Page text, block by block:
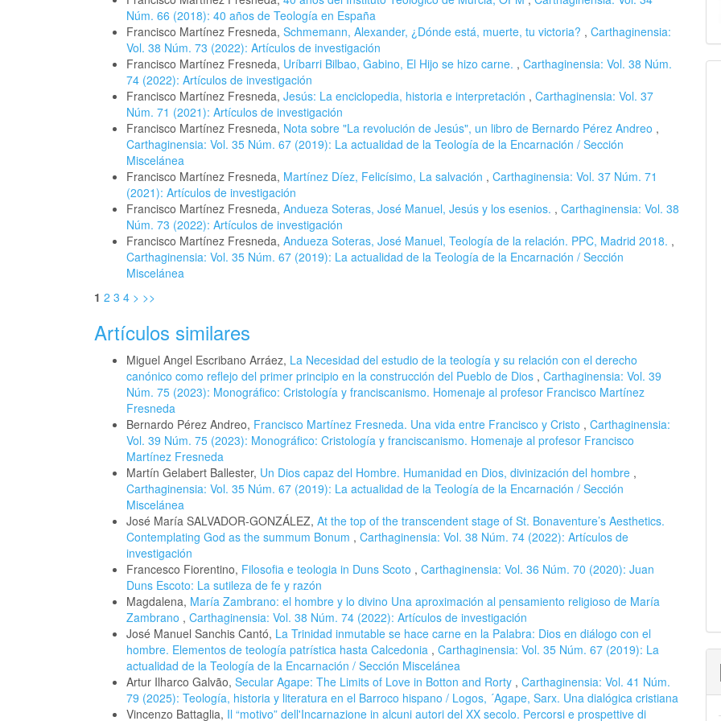
Núm. 66 (2018): 40 años de Teología en España
Francisco Martínez Fresneda, Schmemann, Alexander, ¿Dónde está, muerte, tu victoria? , Carthaginensia:
Vol. 38 Núm. 73 (2022): Artículos de investigación
Francisco Martínez Fresneda, Uríbarri Bilbao, Gabino, El Hijo se hizo carne. , Carthaginensia: Vol. 38 Núm.
74 (2022): Artículos de investigación
Francisco Martínez Fresneda, Jesús: La enciclopedia, historia e interpretación , Carthaginensia: Vol. 37
Núm. 71 (2021): Artículos de investigación
Francisco Martínez Fresneda, Nota sobre "La revolución de Jesús", un libro de Bernardo Pérez Andreo ,
Carthaginensia: Vol. 35 Núm. 67 (2019): La actualidad de la Teología de la Encarnación / Sección
Miscelánea
Francisco Martínez Fresneda, Martínez Díez, Felicísimo, La salvación , Carthaginensia: Vol. 37 Núm. 71
(2021): Artículos de investigación
Francisco Martínez Fresneda, Andueza Soteras, José Manuel, Jesús y los esenios. , Carthaginensia: Vol. 38
Núm. 73 (2022): Artículos de investigación
Francisco Martínez Fresneda, Andueza Soteras, José Manuel, Teología de la relación. PPC, Madrid 2018. ,
Carthaginensia: Vol. 35 Núm. 67 (2019): La actualidad de la Teología de la Encarnación / Sección
Miscelánea
1 2 3 4 > >>
Artículos similares
Miguel Angel Escribano Arráez, La Necesidad del estudio de la teología y su relación con el derecho
canónico como reflejo del primer principio en la construcción del Pueblo de Dios , Carthaginensia: Vol. 39
Núm. 75 (2023): Monográfico: Cristología y franciscanismo. Homenaje al profesor Francisco Martínez
Fresneda
Bernardo Pérez Andreo, Francisco Martínez Fresneda. Una vida entre Francisco y Cristo , Carthaginensia:
Vol. 39 Núm. 75 (2023): Monográfico: Cristología y franciscanismo. Homenaje al profesor Francisco
Martínez Fresneda
Martín Gelabert Ballester, Un Dios capaz del Hombre. Humanidad en Dios, divinización del hombre ,
Carthaginensia: Vol. 35 Núm. 67 (2019): La actualidad de la Teología de la Encarnación / Sección
Miscelánea
José María SALVADOR-GONZÁLEZ, At the top of the transcendent stage of St. Bonaventure’s Aesthetics.
Contemplating God as the summum Bonum , Carthaginensia: Vol. 38 Núm. 74 (2022): Artículos de
investigación
Francesco Fiorentino, Filosofia e teologia in Duns Scoto , Carthaginensia: Vol. 36 Núm. 70 (2020): Juan
Duns Escoto: La sutileza de fe y razón
Magdalena, María Zambrano: el hombre y lo divino Una aproximación al pensamiento religioso de María
Zambrano , Carthaginensia: Vol. 38 Núm. 74 (2022): Artículos de investigación
José Manuel Sanchis Cantó, La Trinidad inmutable se hace carne en la Palabra: Dios en diálogo con el
hombre. Elementos de teología patrística hasta Calcedonia , Carthaginensia: Vol. 35 Núm. 67 (2019): La
actualidad de la Teología de la Encarnación / Sección Miscelánea
Artur Ilharco Galvão, Secular Agape: The Limits of Love in Botton and Rorty , Carthaginensia: Vol. 41 Núm.
79 (2025): Teología, historia y literatura en el Barroco hispano / Logos, ´Agape, Sarx. Una dialógica cristiana
Vincenzo Battaglia, Il “motivo” dell'Incarnazione in alcuni autori del XX secolo. Percorsi e prospettive di